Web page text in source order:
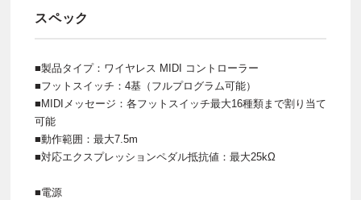
スペック
■製品タイプ：ワイヤレス MIDI コントローラー
■フットスイッチ：4基（フルプログラム可能）
■MIDIメッセージ：各フットスイッチ最大16種類まで割り当て
可能
■動作範囲：最大7.5m
■対応エクスプレッションペダル抵抗値：最大25kΩ
■電源